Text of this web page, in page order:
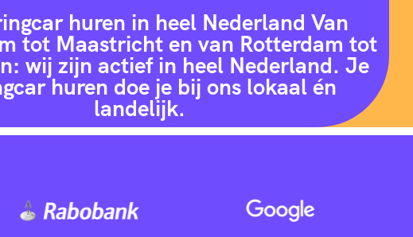
huren in heel Nederland Van
tot Maastricht en van Rotterdam tot
wij zijn actief in heel Nederland. Je
huren doe je bij ons lokaal én
landelijk.